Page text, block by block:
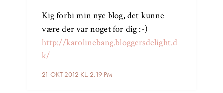
21 OKT 2012 KL. 2:19 PM
Kig forbi min nye blog, det kunne
være der var noget for dig :-)
http://karolinebang.bloggersdelight.d
k/